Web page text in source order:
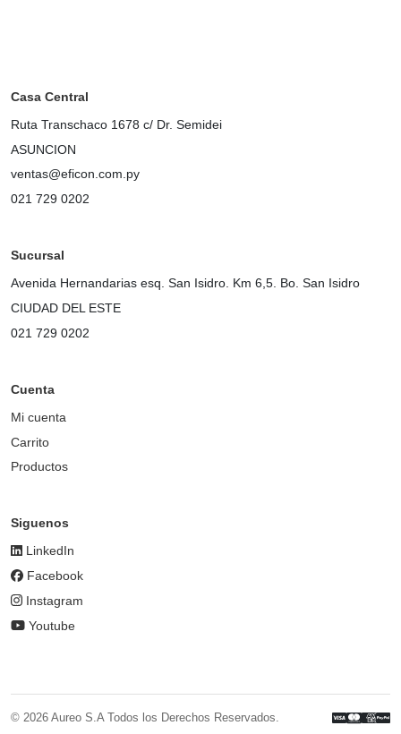
Casa Central
Ruta Transchaco 1678 c/ Dr. Semidei
ASUNCION
ventas@eficon.com.py
021 729 0202
Sucursal
Avenida Hernandarias esq. San Isidro. Km 6,5. Bo. San Isidro
CIUDAD DEL ESTE
021 729 0202
Cuenta
Mi cuenta
Carrito
Productos
Siguenos
LinkedIn
Facebook
Instagram
Youtube
© 2026 Aureo S.A Todos los Derechos Reservados.